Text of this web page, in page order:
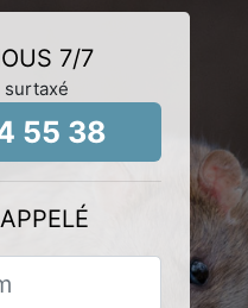
7/7
surtaxé
55 38